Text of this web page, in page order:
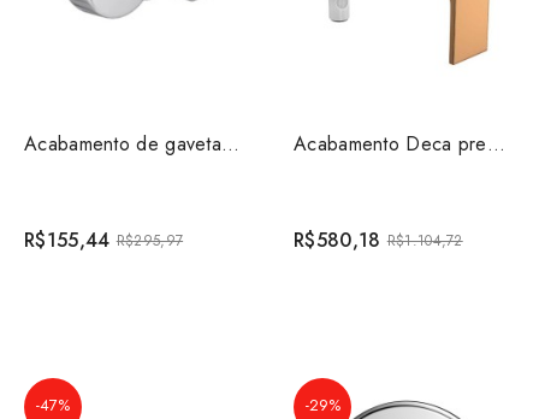
Acabamento de gaveta 1 1/4 e 1 1/2 Izy Plus Deca 4900....
R$155,44 R$295,97
Acabamento Deca pressão (chuveiro) ate 1 pol Unic Red ...
R$580,18 R$1.104,72
-47% -29%